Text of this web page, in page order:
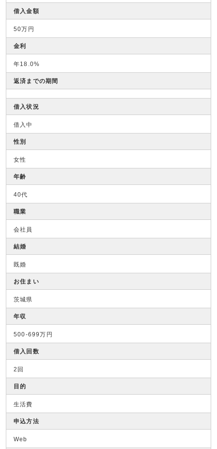
借入金額
50万円
金利
年18.0%
返済までの期間
借入状況
借入中
性別
女性
年齢
40代
職業
会社員
結婚
既婚
お住まい
茨城県
年収
500-699万円
借入回数
2回
目的
生活費
申込方法
Web